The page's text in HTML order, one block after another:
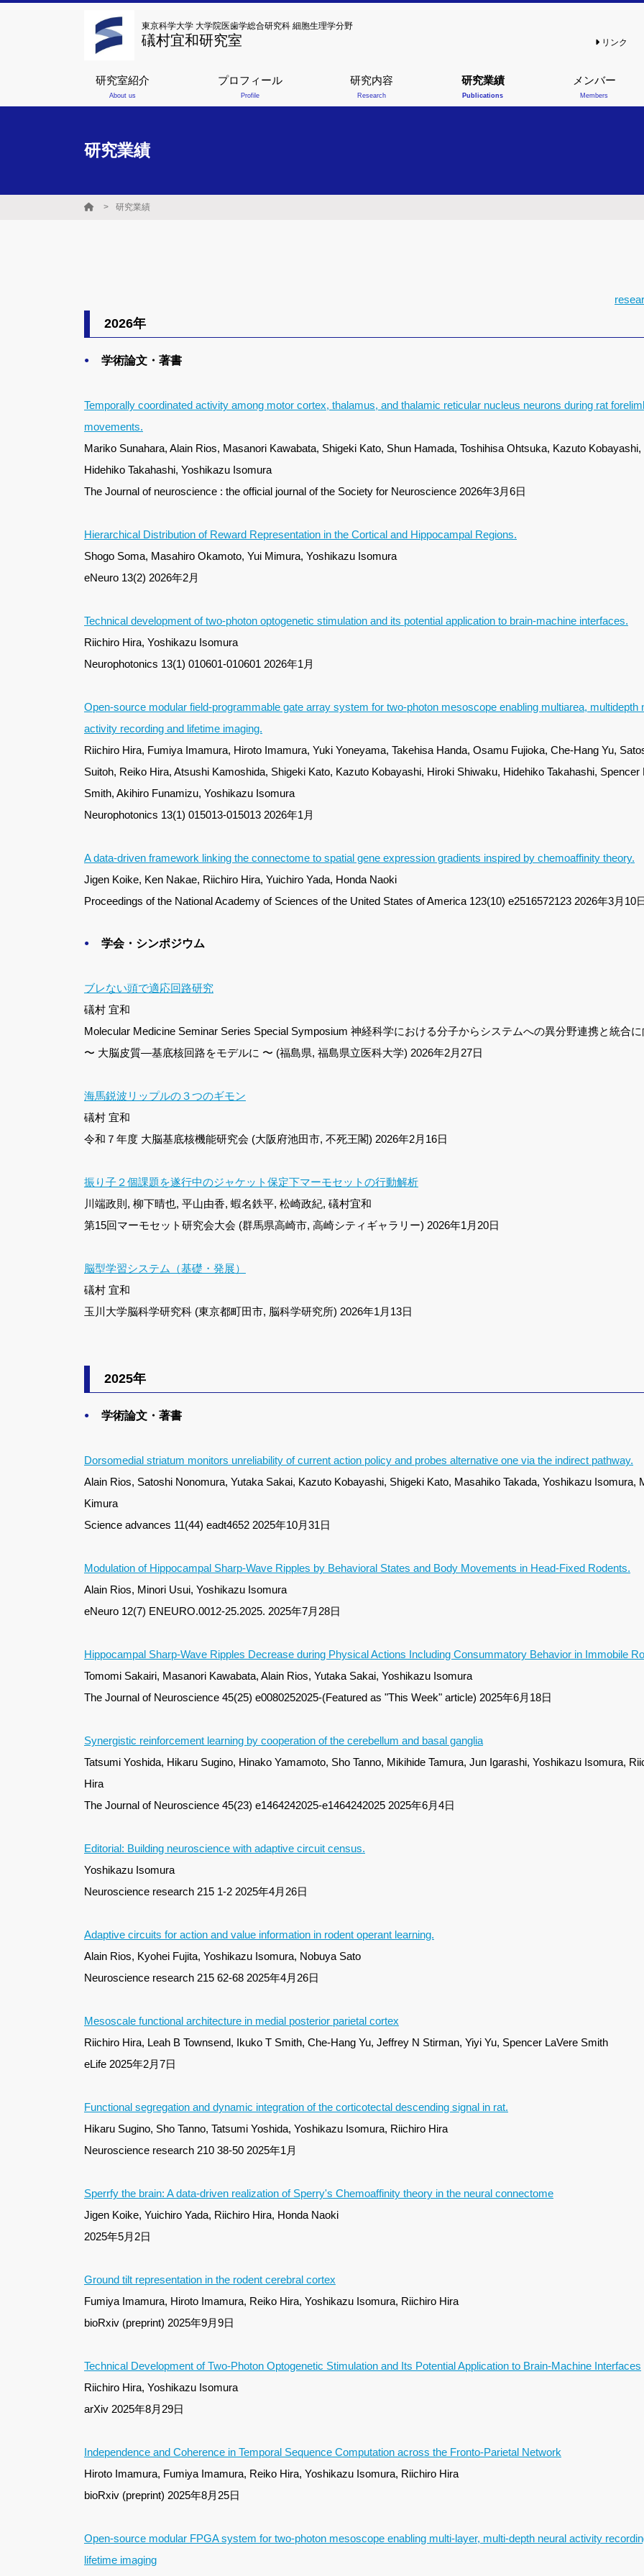
東京科学大学 大学院医歯学総合研究科 細胞生理学分野
礒村宜和研究室 リンク
研究室紹介
About us
プロフィール
Profile
研究内容
Research
研究業績
Publications
メンバー
Members
研究業績
研究業績
2026年
学術論文・著書
Temporally coordinated activity among motor cortex, thalamus, and thalamic reticular nucleus neurons during rat
movements.
Mariko Sunahara, Alain Rios, Masanori Kawabata, Shigeki Kato, Shun Hamada, Toshihisa Ohtsuka, Kazuto Kobayashi,
Hidehiko Takahashi, Yoshikazu Isomura
The Journal of neuroscience : the official journal of the Society for Neuroscience 2026年3月6日
Hierarchical Distribution of Reward Representation in the Cortical and Hippocampal Regions.
Shogo Soma, Masahiro Okamoto, Yui Mimura, Yoshikazu Isomura
eNeuro 13(2) 2026年2月
Technical development of two-photon optogenetic stimulation and its potential application to brain-machine interfaces.
Riichiro Hira, Yoshikazu Isomura
Neurophotonics 13(1) 010601-010601 2026年1月
Open-source modular field-programmable gate array system for two-photon mesoscope enabling multiarea, multidepth
activity recording and lifetime imaging.
Riichiro Hira, Fumiya Imamura, Hiroto Imamura, Yuki Yoneyama, Takehisa Handa, Osamu Fujioka, Che-Hang Yu,
Suitoh, Reiko Hira, Atsushi Kamoshida, Shigeki Kato, Kazuto Kobayashi, Hiroki Shiwaku, Hidehiko Takahashi, Spencer
Smith, Akihiro Funamizu, Yoshikazu Isomura
Neurophotonics 13(1) 015013-015013 2026年1月
A data-driven framework linking the connectome to spatial gene expression gradients inspired by chemoaffinity theory.
Jigen Koike, Ken Nakae, Riichiro Hira, Yuichiro Yada, Honda Naoki
Proceedings of the National Academy of Sciences of the United States of America 123(10) e2516572123 2026年3月10
学会・シンポジウム
ブレない頭で適応回路研究
礒村 宜和
Molecular Medicine Seminar Series Special Symposium 神経科学における分子からシステムへの異分野連携と統合に
〜 大脳皮質―基底核回路をモデルに 〜 (福島県, 福島県立医科大学) 2026年2月27日
海馬鋭波リップルの３つのギモン
礒村 宜和
令和７年度 大脳基底核機能研究会 (大阪府池田市, 不死王閣) 2026年2月16日
振り子２個課題を遂行中のジャケット保定下マーモセットの行動解析
川端政則, 柳下晴也, 平山由香, 蝦名鉄平, 松崎政紀, 礒村宜和
第15回マーモセット研究会大会 (群馬県高崎市, 高崎シティギャラリー) 2026年1月20日
脳型学習システム（基礎・発展）
礒村 宜和
玉川大学脳科学研究科 (東京都町田市, 脳科学研究所) 2026年1月13日
2025年
学術論文・著書
Dorsomedial striatum monitors unreliability of current action policy and probes alternative one via the indirect pathway.
Alain Rios, Satoshi Nonomura, Yutaka Sakai, Kazuto Kobayashi, Shigeki Kato, Masahiko Takada, Yoshikazu Isomura,
Kimura
Science advances 11(44) eadt4652 2025年10月31日
Modulation of Hippocampal Sharp-Wave Ripples by Behavioral States and Body Movements in Head-Fixed Rodents.
Alain Rios, Minori Usui, Yoshikazu Isomura
eNeuro 12(7) ENEURO.0012-25.2025. 2025年7月28日
Hippocampal Sharp-Wave Ripples Decrease during Physical Actions Including Consummatory Behavior in Immobile
Tomomi Sakairi, Masanori Kawabata, Alain Rios, Yutaka Sakai, Yoshikazu Isomura
The Journal of Neuroscience 45(25) e0080252025-(Featured as "This Week" article) 2025年6月18日
Synergistic reinforcement learning by cooperation of the cerebellum and basal ganglia
Tatsumi Yoshida, Hikaru Sugino, Hinako Yamamoto, Sho Tanno, Mikihide Tamura, Jun Igarashi, Yoshikazu Isomura,
Hira
The Journal of Neuroscience 45(23) e1464242025-e1464242025 2025年6月4日
Editorial: Building neuroscience with adaptive circuit census.
Yoshikazu Isomura
Neuroscience research 215 1-2 2025年4月26日
Adaptive circuits for action and value information in rodent operant learning.
Alain Rios, Kyohei Fujita, Yoshikazu Isomura, Nobuya Sato
Neuroscience research 215 62-68 2025年4月26日
Mesoscale functional architecture in medial posterior parietal cortex
Riichiro Hira, Leah B Townsend, Ikuko T Smith, Che-Hang Yu, Jeffrey N Stirman, Yiyi Yu, Spencer LaVere Smith
eLife 2025年2月7日
Functional segregation and dynamic integration of the corticotectal descending signal in rat.
Hikaru Sugino, Sho Tanno, Tatsumi Yoshida, Yoshikazu Isomura, Riichiro Hira
Neuroscience research 210 38-50 2025年1月
Sperrfy the brain: A data-driven realization of Sperry's Chemoaffinity theory in the neural connectome
Jigen Koike, Yuichiro Yada, Riichiro Hira, Honda Naoki
2025年5月2日
Ground tilt representation in the rodent cerebral cortex
Fumiya Imamura, Hiroto Imamura, Reiko Hira, Yoshikazu Isomura, Riichiro Hira
bioRxiv (preprint) 2025年9月9日
Technical Development of Two-Photon Optogenetic Stimulation and Its Potential Application to Brain-Machine Interfaces
Riichiro Hira, Yoshikazu Isomura
arXiv 2025年8月29日
Independence and Coherence in Temporal Sequence Computation across the Fronto-Parietal Network
Hiroto Imamura, Fumiya Imamura, Reiko Hira, Yoshikazu Isomura, Riichiro Hira
bioRxiv (preprint) 2025年8月25日
Open-source modular FPGA system for two-photon mesoscope enabling multi-layer, multi-depth neural activity
lifetime imaging